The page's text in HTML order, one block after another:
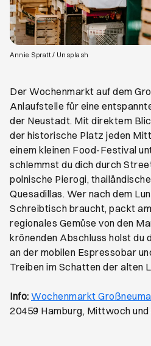
Annie Spratt / Unsplash
Der Wochenmarkt auf dem
Anlaufstelle für eine
der Neustadt. Mit direktem
der historische Platz jeden
einem kleinen Food-Festival
schlemmst du dich durch
polnische Pierogi,
Quesadillas. Wer nach dem
Schreibtisch braucht, packt
regionales Gemüse von den
krönenden Abschluss holst du
an der mobilen Espressobar
Treiben im Schatten der alten
Info: Wochenmarkt
20459 Hamburg, Mittwoch